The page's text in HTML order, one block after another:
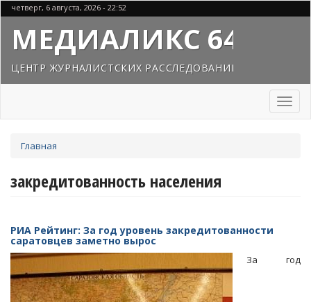
Перейти
к
основному
содержанию
четверг, 6 августа, 2026 - 22:52
МЕДИАЛИКС 64
ЦЕНТР ЖУРНАЛИСТСКИХ РАССЛЕДОВАНИЙ
Toggle
здесь
Главная
закредитованность населения
РИА Рейтинг: За год уровень закредитованности
саратовцев заметно вырос
За год